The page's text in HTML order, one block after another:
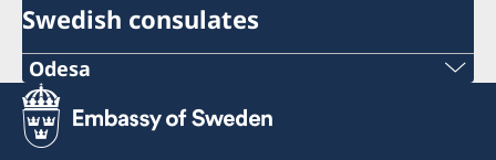
Swedish consulates
Odesa
Phone number:
+380 50 380 00 00